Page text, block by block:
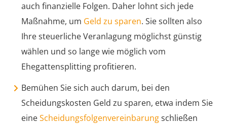
auch finanzielle Folgen. Daher lohnt sich jede
Maßnahme, um Geld zu sparen. Sie sollten also
Ihre steuerliche Veranlagung möglichst günstig
wählen und so lange wie möglich vom
Ehegattensplitting profitieren.
Bemühen Sie sich auch darum, bei den
Scheidungskosten Geld zu sparen, etwa indem Sie
eineScheidungsfolgenvereinbarungschließen